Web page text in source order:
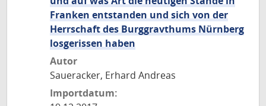
Franken entstanden und sich von der
Herrschaft des Burggravthums Nürnberg
losgerissen haben
Autor
Saueracker, Erhard Andreas
Importdatum: